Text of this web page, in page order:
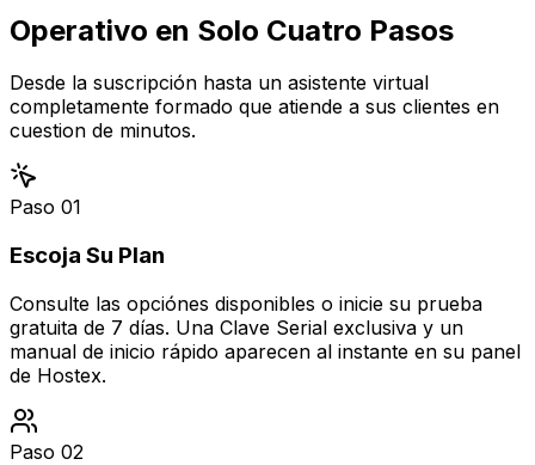
Operativo en Solo Cuatro Pasos
Desde la suscripción hasta un asistente virtual
completamente formado que atiende a sus clientes en
cuestion de minutos.
Paso 01
Escoja Su Plan
Consulte las opciónes disponibles o inicie su prueba
gratuita de 7 días. Una Clave Serial exclusiva y un
manual de inicio rápido aparecen al instante en su panel
de Hostex.
Paso 02